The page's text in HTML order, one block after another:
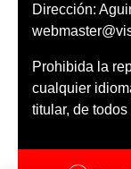
Dirección:
Prohibida la
cualquier
titular, de